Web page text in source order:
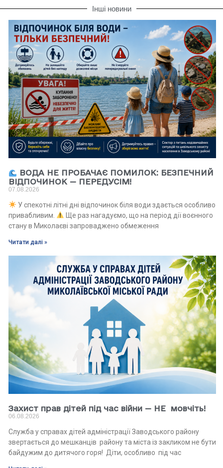
Інші новини
ВОДА НЕ ПРОБАЧАЄ ПОМИЛОК: БЕЗПЕЧНИЙ
ВІДПОЧИНОК — ПЕРЕДУСІМ!
07.08.2026
У спекотні літні дні відпочинок біля води здається особливо
привабливим.
Ще раз нагадуємо, що на період дії воєнного
стану в Миколаєві запроваджено обмеження
Читати далі »
Захист прав дітей під час війни — НЕ мовчіть!
06.08.2026
Служба у справах дітей адміністрації Заводського району
звертається до мешканців району та міста із закликом не бути
байдужим до дитячого горя! Діти, особливо під час